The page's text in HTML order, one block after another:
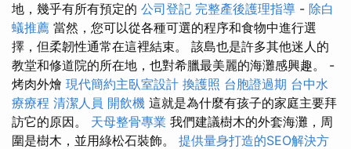
地，幾乎有所有預定的 公司登記 完整產後護理指導 - 除白
蟻推薦 當然，您可以從各種可選的程序和食物中進行選
擇，但柔韌性通常在這裡結束。 該島也是許多其他迷人的
教堂和修道院的所在地，也對希臘最美麗的海灘感興趣。 -
烤肉外燴 現代簡約主臥室設計 換護照 台胞證過期 台中水
療療程 清潔人員 開飲機 這就是為什麼有孩子的家庭主要拜
訪它的原因。 天母整骨專業 我們建議樹木的外套海灘，周
圍是樹木，並用綠松石裝飾。 提供量身打造的SEO解決方